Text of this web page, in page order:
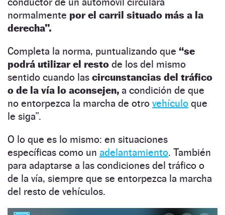
normalmente por el carril situado más a la
derecha”.
Completa la norma, puntualizando que “se
podrá utilizar el resto de los del mismo
sentido cuando las circunstancias del tráfico
o de la vía lo aconsejen, a condición de que
no entorpezca la marcha de otro vehículo que
le siga”.
O lo que es lo mismo: en situaciones
específicas como un adelantamiento. También
para adaptarse a las condiciones del tráfico o
de la vía, siempre que se entorpezca la marcha
del resto de vehículos.